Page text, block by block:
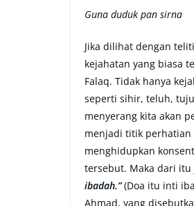
Guna duduk pan sirna
Jika dilihat dengan
kejahatan yang biasa
Falaq. Tidak hanya
seperti sihir, teluh,
menyerang kita akan
menjadi titik perhatian
menghidupkan
tersebut. Maka dari itu
ibadah.”(Doa itu inti
Ahmad, yang